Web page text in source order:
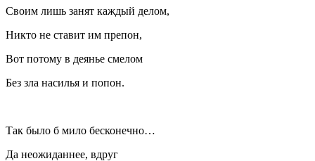
Своим лишь занят каждый делом,
Никто не ставит им препон,
Вот потому в деянье смелом
Без зла насилья и попон.
Так было б мило бесконечно…
Да неожиданнее, вдруг